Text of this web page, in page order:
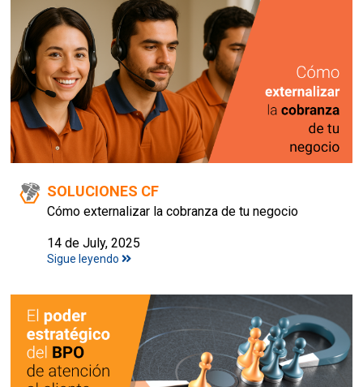
SOLUCIONES CF
Cómo externalizar la cobranza de tu negocio
14 de July, 2025
Sigue leyendo